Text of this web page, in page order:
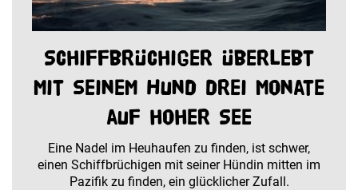
Schiffbrüchiger überlebt
mit seinem Hund drei Monate
auf hoher See
Eine Nadel im Heuhaufen zu finden, ist schwer,
einen Schiffbrüchigen mit seiner Hündin mitten im
Pazifik zu finden, ein glücklicher Zufall.